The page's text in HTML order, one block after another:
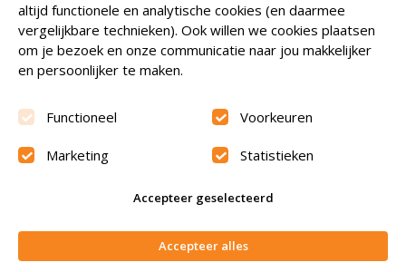
In winkelwagen
E-mailadres
Abonneer
Beoordeling9.6
© Copyright 2026 Kookpunt.nl|Algemene voorwaarden
Privacyverklaring|Cookies
altijd functionele en analytische cookies (en daarmee
vergelijkbare technieken). Ook willen we cookies plaatsen
om je bezoek en onze communicatie naar jou makkelijker
en persoonlijker te maken.
Functioneel Voorkeuren
Marketing Statistieken
Accepteer geselecteerd
Accepteer alles